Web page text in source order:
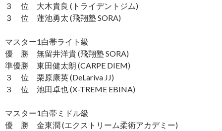
３ 位 大木貴良 (トライデントジム)
３ 位 蓮池勇太 (飛翔塾 SORA)
マスター1白帯ライト級
優 勝 無留井洋貴 (飛翔塾 SORA)
準優勝 東田健太朗 (CARPE DIEM)
３ 位 栗原康英 (DeLariva JJ)
３ 位 池田卓也 (X-TREME EBINA)
マスター1白帯ミドル級
優 勝 金東潤 (エクストリーム柔術アカデミー)